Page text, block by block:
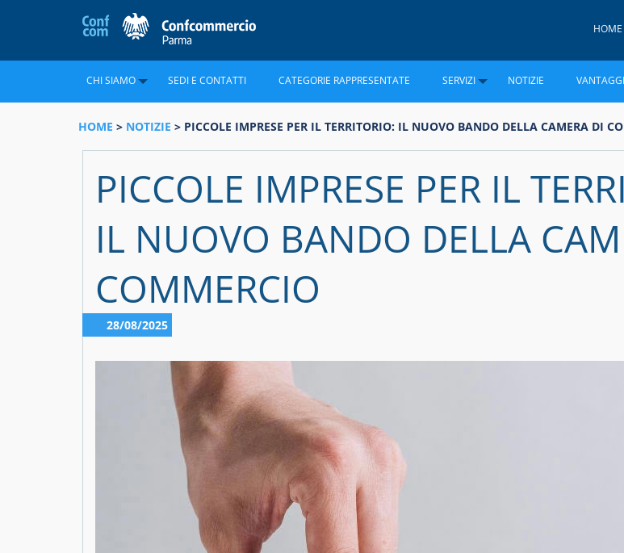
HOME
CHI SIAMO SEDI E CONTATTI CATEGORIE RAPPRESENTATE SERVIZI NOTIZIE VANTAGGI
HOME > NOTIZIE > PICCOLE IMPRESE PER IL TERRITORIO: IL NUOVO BANDO DELLA CAMERA DI
PICCOLE IMPRESE PER IL
IL NUOVO BANDO DELLA
COMMERCIO
28/08/2025